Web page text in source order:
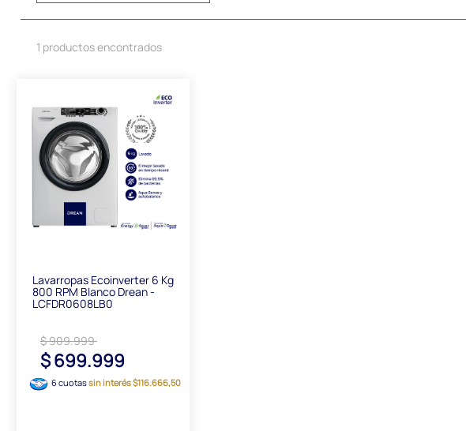
1 productos encontrados
Lavarropas Ecoinverter 6 Kg
800 RPM Blanco Drean -
LCFDR0608LB0
$ 909.999
$ 699.999
6 cuotassin interés $116.666,50